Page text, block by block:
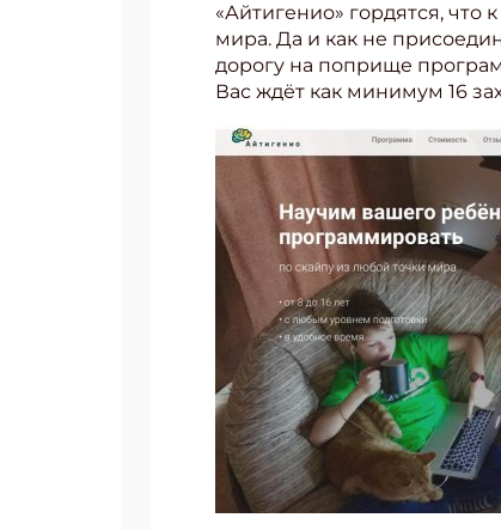
«Айтигенио» гордятся, что
мира. Да и как не
дорогу на поприще
Вас ждёт как минимум 16